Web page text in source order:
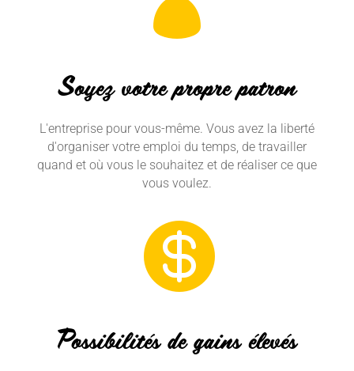
Soyez votre propre patron
L'entreprise pour vous-même. Vous avez la liberté
d'organiser votre emploi du temps, de travailler
quand et où vous le souhaitez et de réaliser ce que
vous voulez.

Possibilités de gains élevés